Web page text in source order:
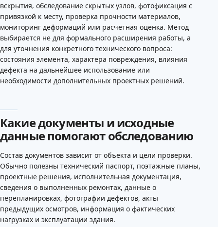
вскрытия, обследование скрытых узлов, фотофиксация с
привязкой к месту, проверка прочности материалов,
мониторинг деформаций или расчетная оценка. Метод
выбирается не для формального расширения работы, а
для уточнения конкретного технического вопроса:
состояния элемента, характера повреждения, влияния
дефекта на дальнейшее использование или
необходимости дополнительных проектных решений.
Какие документы и исходные
данные помогают обследованию
Состав документов зависит от объекта и цели проверки.
Обычно полезны технический паспорт, поэтажные планы,
проектные решения, исполнительная документация,
сведения о выполненных ремонтах, данные о
перепланировках, фотографии дефектов, акты
предыдущих осмотров, информация о фактических
нагрузках и эксплуатации здания.